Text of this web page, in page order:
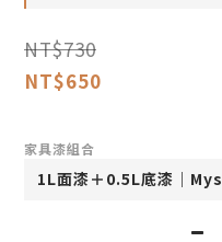
NT$730
NT$650
家具漆組合